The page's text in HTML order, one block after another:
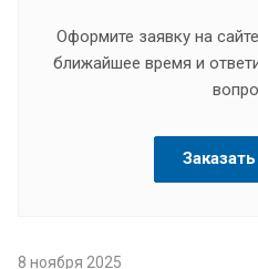
Оформите заявку на
ближайшее время и
8 ноября 2025